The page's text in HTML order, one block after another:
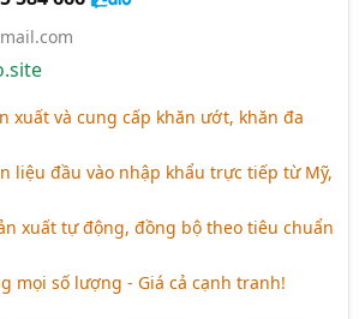
xuất và cung cấp khăn ướt, khăn đa
liệu đầu vào nhập khẩu trực tiếp từ Mỹ,
xuất tự động, đồng bộ theo tiêu chuẩn
mọi số lượng - Giá cả cạnh tranh!